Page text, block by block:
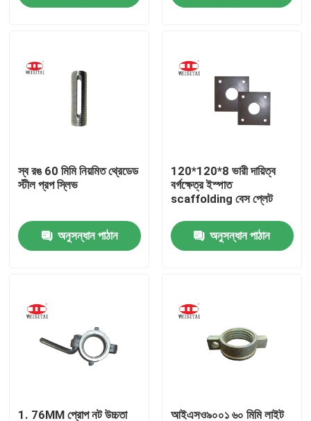
পণ্য
আমাদের সম্পর্কে
মান নিয়ন্ত্রণ
যোগাযোগ করুন
ইস্পাত ভারা পার্টস
ফ্রেম ভারা পার্টস
স্ব রঙ 60 মিমি নিয়মিত থ্রেডেড
স্টীল প্রপ স্লিভ
অনুসন্ধান পাঠান
120*120*8 ভারী দায়িত্ব
বর্গক্ষেত্র ইস্পাত
scaffolding বেস প্লেট
অনুসন্ধান পাঠান
1. 76MM প্রোপ নট উচ্চতা আইএসও৯০০১ ৬০ মিমি লাইট